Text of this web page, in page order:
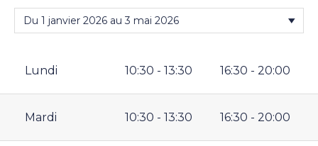
Lundi 10:30 - 13:30 16:30 - 20:00
Mardi 10:30 - 13:30 16:30 - 20:00